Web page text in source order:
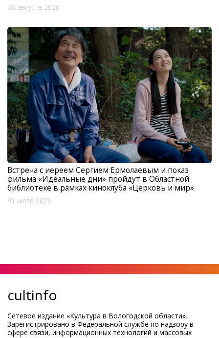
06 августа 2026
Встреча с иереем Сергием Ермолаевым и показ
фильма «Идеальные дни» пройдут в Областной
библиотеке в рамках киноклуба «Церковь и мир»
31 июля 2026
cultinfo
Сетевое издание «Культура в Вологодской области».
Зарегистрировано в Федеральной службе по надзору в
сфере связи, информационных технологий и массовых